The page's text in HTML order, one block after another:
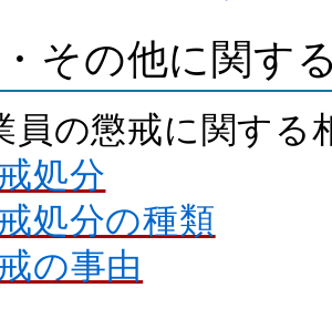
その他に関す
の懲戒に関する
処分
処分の種類
の事由